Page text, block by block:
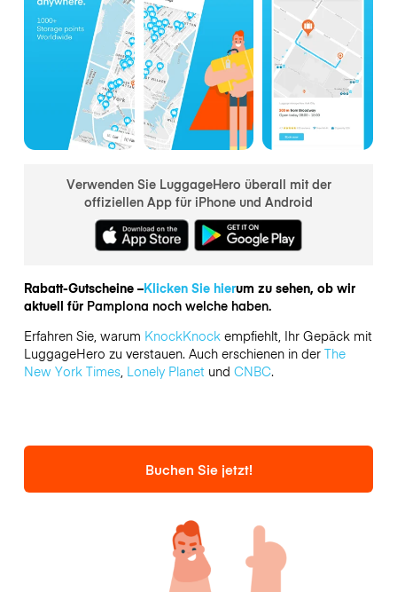
Verwenden Sie LuggageHero überall mit der
offiziellen App für iPhone und Android
Rabatt-Gutscheine –Klicken Sie hierum zu sehen, ob wir
aktuell für Pamplona noch welche haben.
Erfahren Sie, warum KnockKnockempfiehlt, Ihr Gepäck mit
LuggageHero zu verstauen. Auch erschienen in der The
New York Times, Lonely Planetund CNBC.
Buchen Sie jetzt!